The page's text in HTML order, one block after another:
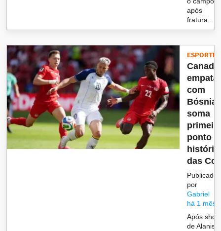
após
fratura...
ESPORTES
Canadá
empata
com
Bósnia
soma
ponto
história
das
Publicado
por
Gabriel
há 1 mês
Após show
de Alanis